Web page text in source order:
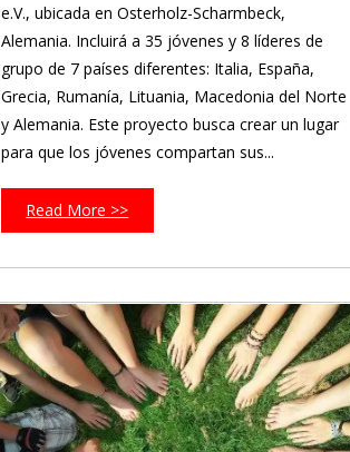
e.V., ubicada en Osterholz-Scharmbeck,
Alemania. Incluirá a 35 jóvenes y 8 líderes de
grupo de 7 países diferentes: Italia, España,
Grecia, Rumanía, Lituania, Macedonia del Norte
y Alemania. Este proyecto busca crear un lugar
para que los jóvenes compartan sus...
Read More >>